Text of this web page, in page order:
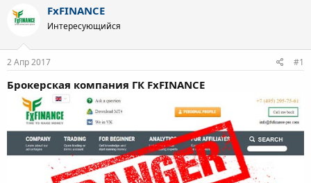
е
а
а
FxFINANCE
Интересующийся
2 Апр 2017 #1
Брокерская компания ГК FxFINANCE